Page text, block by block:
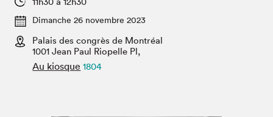
Espace enseignant·e·s
Espace médias
Dimanche 26 novembre 2023
Palais des congrès de Montréal
1001 Jean Paul Riopelle Pl,
Au kiosque 1804